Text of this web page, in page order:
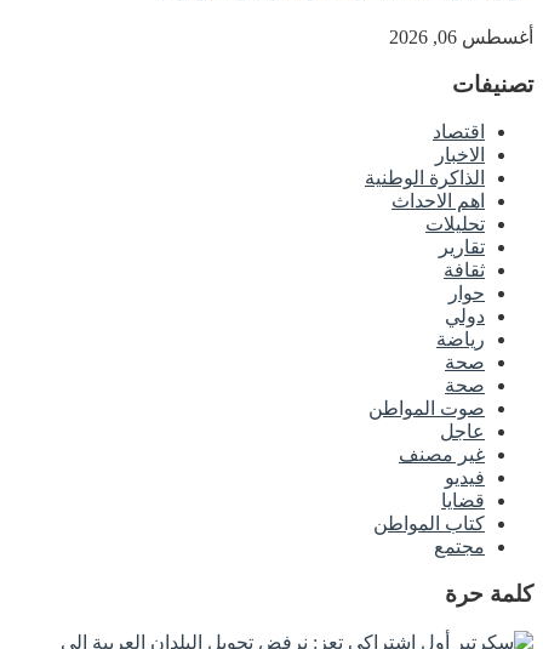
أغسطس 06, 2026
تصنيفات
اقتصاد
الاخبار
الذاكرة الوطنية
اهم الاحداث
تحليلات
تقارير
ثقافة
حوار
دولي
رياضة
صحة
صحة
صوت المواطن
عاجل
غير مصنف
فيديو
قضايا
كتاب المواطن
مجتمع
كلمة حرة